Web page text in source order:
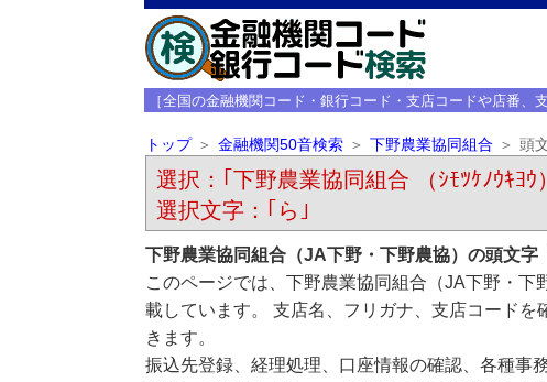
［全国の金融機関コード・銀行コード・支店コードや店番、
トップ 金融機関50音検索 下野農業協同組合 頭
選択：｢下野農業協同組合 （ｼﾓﾂｹﾉｳｷﾖ
選択文字：｢ら｣
下野農業協同組合（JA下野・下野農協）の頭文字
このページでは、下野農業協同組合（JA下野・
載しています。 支店名、フリガナ、支店コード
きます。
振込先登録、経理処理、口座情報の確認、各種事